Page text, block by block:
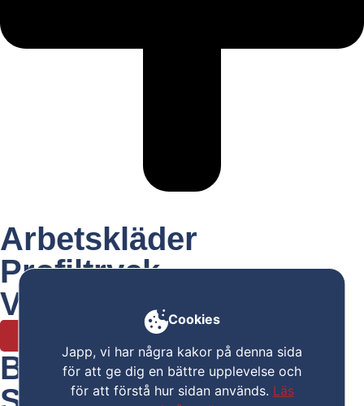
Arbetskläder
Profiltryck
Vår butik
Bra val!
Cookies
Japp, vi har några kakor på denna sida
för att ge dig en bättre upplevelse och
för att förstå hur sidan används. Läs